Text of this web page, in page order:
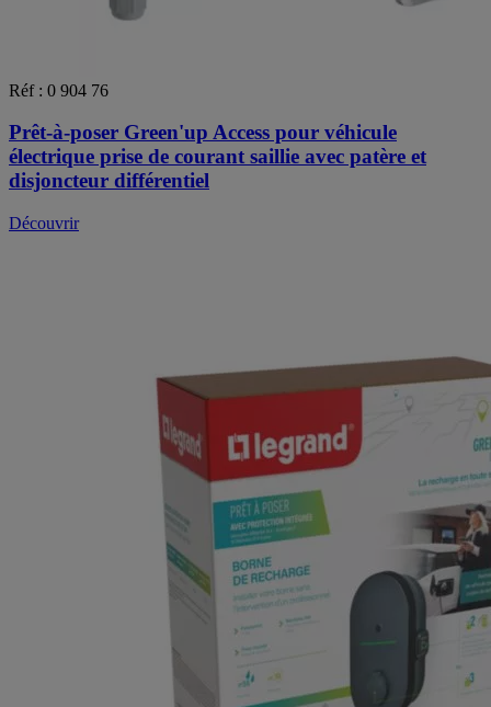
Réf : 0 904 76
Prêt-à-poser Green'up Access pour véhicule
électrique prise de courant saillie avec patère et
disjoncteur différentiel
Découvrir